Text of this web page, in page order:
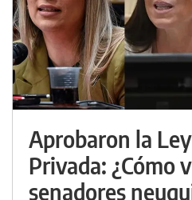
Aprobaron la
Privada: ¿Cómo
senadores